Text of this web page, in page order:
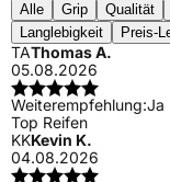
Alle Grip Qualität
Langlebigkeit
Preis-
TAThomas A.
05.08.2026
Weiterempfehlung:Ja
Top Reifen
KKKevin K.
04.08.2026